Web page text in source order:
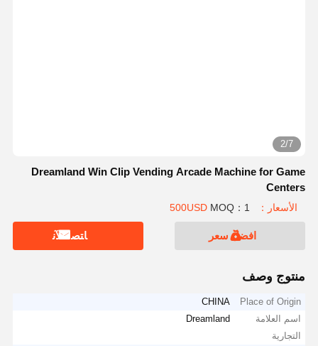
2/7
Dreamland Win Clip Vending Arcade Machine for Game
Centers
الأسعار：500USD MOQ：1
افضل سعر ﺎﺘﺼﻟ ﺍﻶﻧ
منتوج وصف
Place of Origin
CHINA
اسم العلامة
التجارية
Dreamland